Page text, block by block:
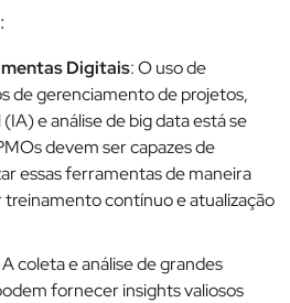
Digitais: O uso de
de gerenciamento de projetos,
e análise de big data está se
devem ser capazes de
essas ferramentas de maneira
treinamento contínuo e atualização
A coleta e análise de grandes
fornecer insights valiosos